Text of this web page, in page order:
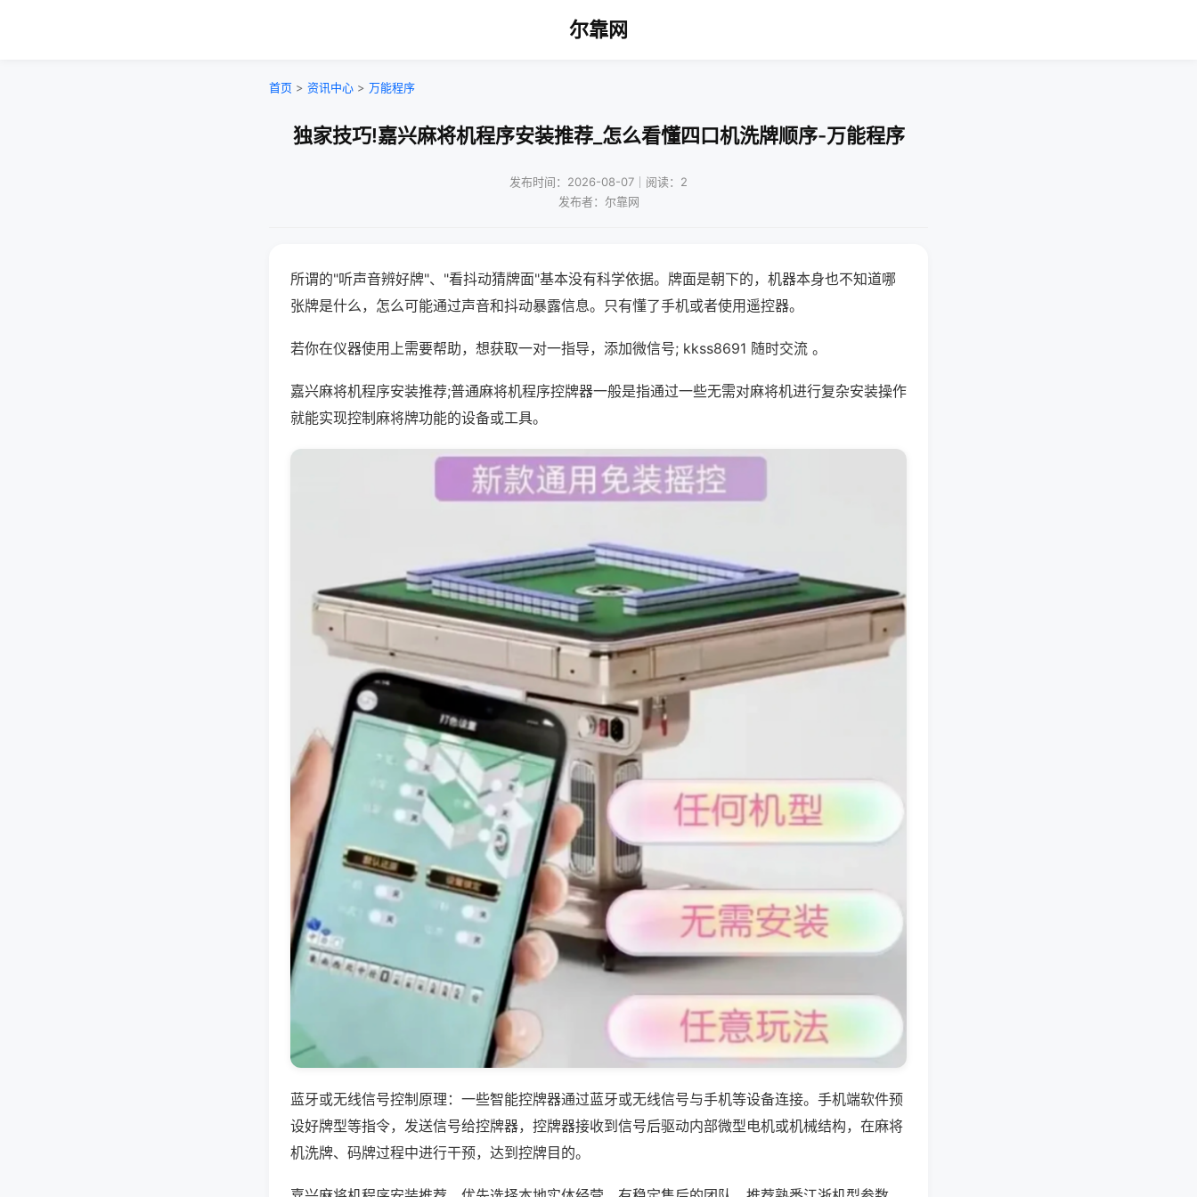
尔靠网
首页 > 资讯中心 > 万能程序
独家技巧!嘉兴麻将机程序安装推荐_怎么看懂四口机洗牌顺序-万能程序
发布时间：2026-08-07｜阅读：2
发布者：尔靠网
所谓的"听声音辨好牌"、"看抖动猜牌面"基本没有科学依据。牌面是朝下的，机器本身也不知道哪
张牌是什么，怎么可能通过声音和抖动暴露信息。只有懂了手机或者使用遥控器。
若你在仪器使用上需要帮助，想获取一对一指导，添加微信号; kkss8691 随时交流 。
嘉兴麻将机程序安装推荐;普通麻将机程序控牌器一般是指通过一些无需对麻将机进行复杂安装操作
就能实现控制麻将牌功能的设备或工具。
蓝牙或无线信号控制原理：一些智能控牌器通过蓝牙或无线信号与手机等设备连接。手机端软件预
设好牌型等指令，发送信号给控牌器，控牌器接收到信号后驱动内部微型电机或机械结构，在麻将
机洗牌、码牌过程中进行干预，达到控牌目的。